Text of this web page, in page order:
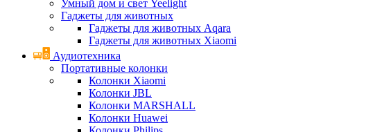
Умный дом и свет Yeelight
Гаджеты для животных
Гаджеты для животных Aqara
Гаджеты для животных Xiaomi
Аудиотехника
Портативные колонки
Колонки Xiaomi
Колонки JBL
Колонки MARSHALL
Колонки Huawei